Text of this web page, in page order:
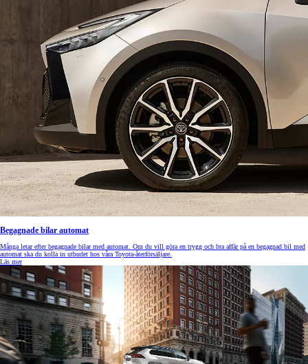
Begagnade bilar automat
Många letar efter begagnade bilar med automat. Om du vill göra en trygg och bra affär på en begagnad bil med
automat ska du kolla in utbudet hos våra Toyota-återförsäljare.
Läs mer